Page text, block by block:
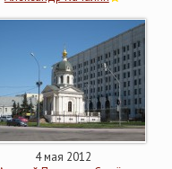
4 мая 2012